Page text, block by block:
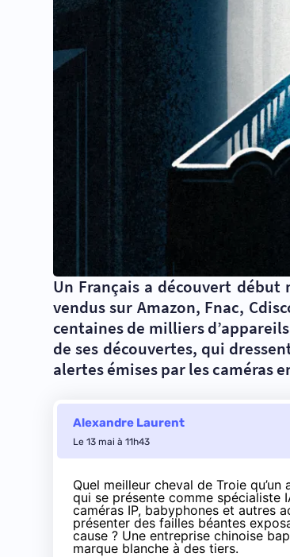
Un Français a découvert
vendus sur Amazon, Fnac,
centaines de milliers
de ses découvertes, qui
alertes émises par les caméras
Alexandre Laurent
Le 13 mai à 11h43
Quel meilleur cheval de Troie
qui se présente comme spécialiste
caméras IP, babyphones et autres
présenter des failles béantes
cause ? Une entreprise chinoise
marque blanche à des tiers.